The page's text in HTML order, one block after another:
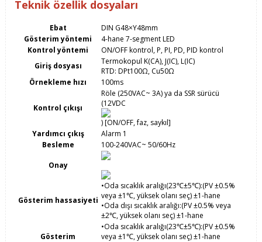
Teknik özellik dosyaları
Ebat
DIN G48×Y48mm
Gösterim yöntemi
4-hane 7-segment LED
Kontrol yöntemi
ON/OFF kontrol, P, PI, PD, PID kontrol
Giriş dosyası
Termokopul K(CA), J(IC), L(IC)
RTD: DPt100Ω, Cu50Ω
Örnekleme hızı
100ms
Kontrol çıkışı
Röle (250VAC~ 3A) ya da SSR sürücü
(12VDC
) [ON/OFF, faz, saykıl]
Yardımcı çıkış
Alarm 1
Besleme
100-240VAC~ 50/60Hz
Onay
Gösterim hassasiyeti
•Oda sıcaklık aralığı(23℃±5℃):(PV ±0.5%
veya ±1℃, yüksek olanı seç) ±1-hane
•Oda dışı sıcaklık aralığı:(PV ±0.5% veya
±2℃, yüksek olanı seç) ±1-hane
Gösterim
•Oda sıcaklık aralığı(23℃±5℃):(PV ±0.5%
veya ±1℃, yüksek olanı seç) ±1-hane